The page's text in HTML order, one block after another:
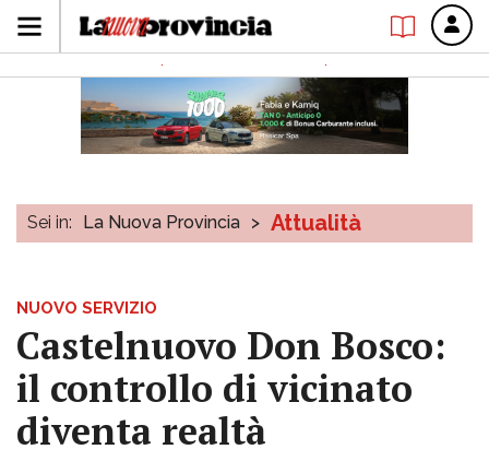
Sei in: La Nuova Provincia > Attualità
NUOVO SERVIZIO
Castelnuovo Don Bosco:
il controllo di vicinato
diventa realtà